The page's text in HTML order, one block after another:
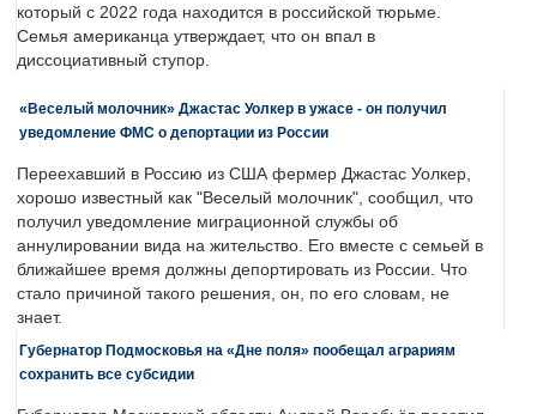
который с 2022 года находится в российской тюрьме.
Семья американца утверждает, что он впал в
диссоциативный ступор.
«Веселый молочник» Джастас Уолкер в ужасе - он получил
уведомление ФМС о депортации из России
Переехавший в Россию из США фермер Джастас Уолкер,
хорошо известный как "Веселый молочник", сообщил, что
получил уведомление миграционной службы об
аннулировании вида на жительство. Его вместе с семьей в
ближайшее время должны депортировать из России. Что
стало причиной такого решения, он, по его словам, не
знает.
Губернатор Подмосковья на «Дне поля» пообещал аграриям
сохранить все субсидии